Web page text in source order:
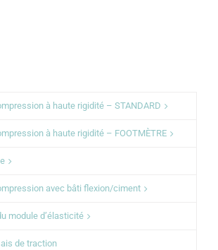
à haute rigidité – STANDARD
à haute rigidité – FOOTMÈTRE
avec bâti flexion/ciment
module d’élasticité
de traction